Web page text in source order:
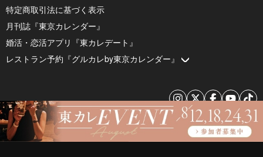
特定商取引法に基づく表示
月刊誌『東京カレンダー』
婚活・恋活アプリ『東カレデート』
レストラン予約『グルカレby東京カレンダー』
© 2026 by Tokyo Calendar, Inc.